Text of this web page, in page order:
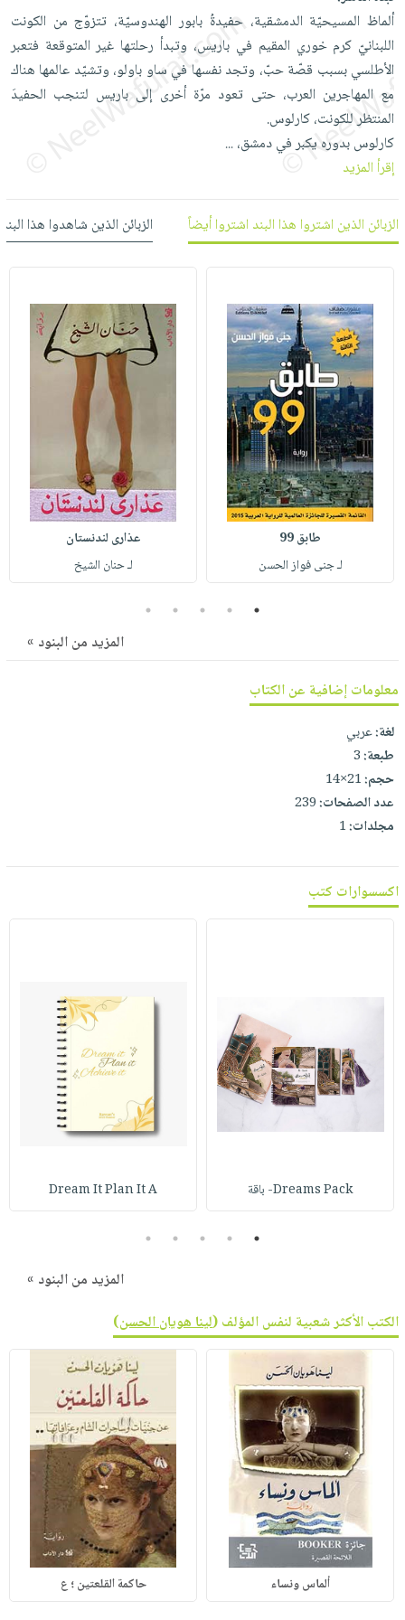
العناية
بالأسنان
الحمية
والتغذية
أدوات
المائدة
الأوعية
والتخزين
أدوات
المطبخ
الأكثر
مبيعاً
العودة
للمدارس
اكسسوارات
كتب
اكسسوارات
منزلية
اكسسوارات
ملابس
حقائب
حلي
عناية
بالذات
صابون
أطفال
مناسبات
شحن
مجاني
بنود
مختارة
اشتراكات
كل
الاشتراكات
صندوق
القراءة
iKitab
بلا
بحث
متقدم
عن
الشركة
سياسة
الشركة
فيديوهات
أسئلة
يتكرر
طرحها
خدمات
تواصل
معنا
حسابك
لائحة
الأمنيات
عربة
التسوق
نشرة
الإصدارات
ألماظ المسيحيّة الدمشقية، حفيدةُ بابور الهندوسيّة، تتزوّج من الكونت
اللبنانيّ كرم خوري المقيم في باريس، وتبدأ رحلتها غير المتوقعة فتعبر
الأطلسي بسبب قصّة حبّ، وتجد نفسها في ساو باولو، وتشيّد عالمها هناك
مع المهاجرين العرب، حتى تعود مرّة أخرى إلى باريس لتنجب الحفيدَ
المنتظر للكونت، كارلوس.
كارلوس بدوره يكبر في دمشق،...
إقرأ المزيد
الزبائن الذين اشتروا هذا البند اشتروا أيضاً الزبائن الذين شاهدوا هذا
طابق 99
لـ جنى فواز الحسن
عذارى لندنستان
لـ حنان الشيخ
1
2
3
4
5
المزيد من البنود »
معلومات إضافية عن الكتاب
لغة:عربي
طبعة:3
حجم:21×14
عدد الصفحات:239
مجلدات:1
اكسسوارات كتب
Dreams Pack- باقة Dream It Plan It A
1
2
3
4
5
المزيد من البنود »
الكتب الأكثر شعبية لنفس المؤلف (لينا هويان الحسن)
ألماس ونساء حاكمة القلعتين ؛ ع